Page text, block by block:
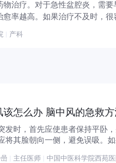
治疗。对于急性盆腔炎，需
愈率越高。如果治疗不及时，
产科
该怎么办 脑中风的急救
发时，首先应使患者保持平卧
将其脸朝向一侧，避免误吸。
即拨打120急...
主任医师 中国中医科学院西苑